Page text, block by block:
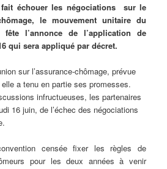
échouer les négociations sur le
le mouvement unitaire du
fête l’annonce de l’application de
qui sera appliqué par décret.
sur l’assurance-chômage, prévue
a tenu en partie ses promesses.
infructueuses, les partenaires
16 juin, de l’échec des négociations
censée fixer les règles de
pour les deux années à venir